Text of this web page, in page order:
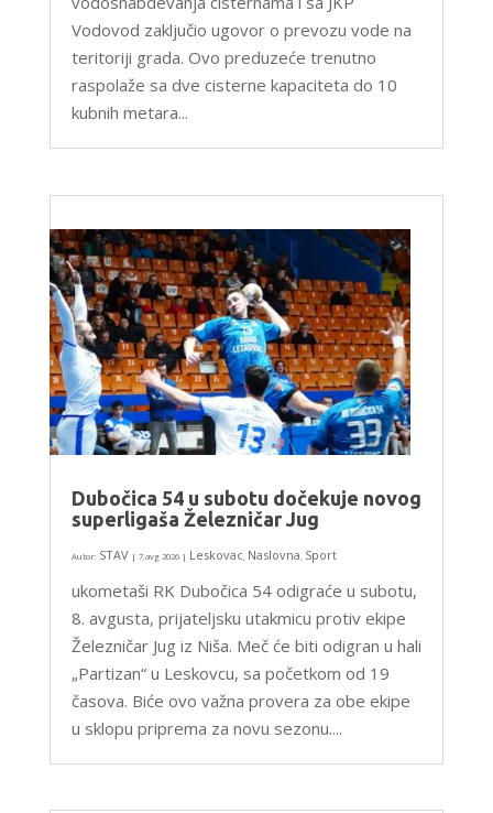
Vodovod zaključio ugovor o prevozu vode na
teritoriji grada. Ovo preduzeće trenutno
raspolaže sa dve cisterne kapaciteta do 10
kubnih metara...
Dubočica 54 u subotu dočekuje novog
superligaša Železničar Jug
Autor: STAV | 7,avg 2026| Leskovac, Naslovna Sport
ukometaši RK Dubočica 54 odigraće u subotu,
8. avgusta, prijateljsku utakmicu protiv ekipe
Železničar Jug iz Niša. Meč će biti odigran u hali
„Partizan“ u Leskovcu, sa početkom od 19
časova. Biće ovo važna provera za obe ekipe
u sklopu priprema za novu sezonu....